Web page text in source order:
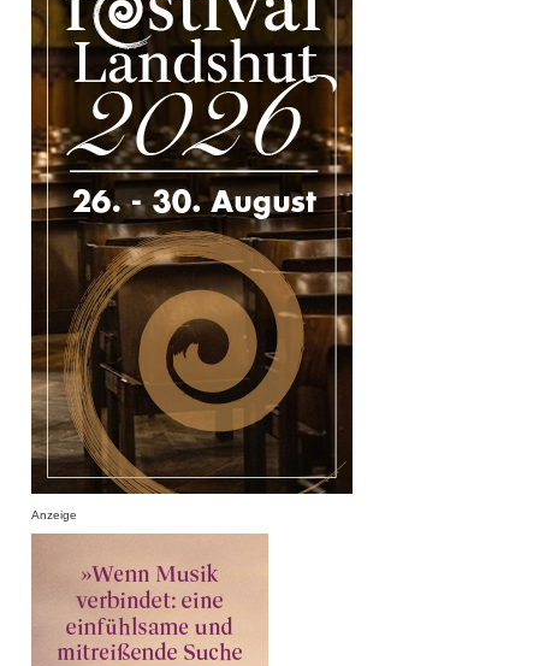
Anzeige